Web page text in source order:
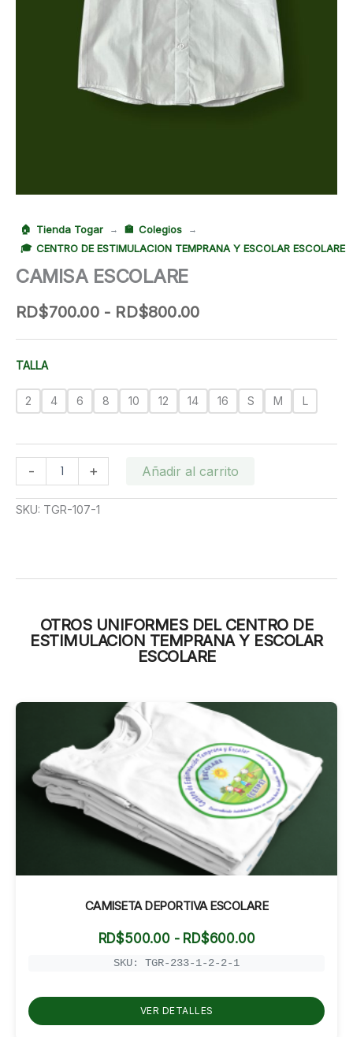
Tienda Togar → Colegios →
CENTRO DE ESTIMULACION TEMPRANA Y ESCOLAR ESCOLARE
CAMISA ESCOLARE
RD$700.00 - RD$800.00Rango
precios:
hasta
RD$800.00
TALLA
2 4 6 8 10 12 14 16 S M L
-
ESCOLARE
cantidad
+ Añadir al carrito
SKU: TGR-107-1
OTROS UNIFORMES DEL CENTRO DE
ESTIMULACION TEMPRANA Y ESCOLAR
ESCOLARE
CAMISETA DEPORTIVA ESCOLARE
RD$500.00 - RD$600.00Rango
RD$600.00
SKU: TGR-233-1-2-2-1
VER DETALLES